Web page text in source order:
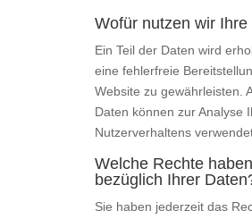
Wofür nutzen wir Ihre
Ein Teil der Daten wird
eine fehlerfreie
Website zu gewährleisten.
Daten können zur Analyse
Nutzerverhaltens
Welche Rechte
bezüglich Ihrer
Sie haben jederzeit das